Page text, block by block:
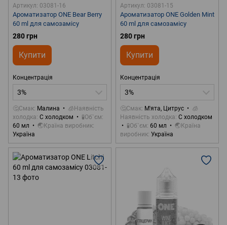
Артикул: 03081-16
Ароматизатор ONE Bear Berry
60 ml для самозамісу
280 грн
Купити
Концентрація
3%
🤔Смак Малина
🧊Наявність
холодка С холодком
🧪Об`єм
60 мл
🌏Країна виробник
Україна
Артикул: 03081-15
Ароматизатор ONE Golden Mint
60 ml для самозамісу
280 грн
Купити
Концентрація
3%
🤔Смак М'ята, Цитрус
🧊
Наявність холодка С холодком
🧪Об`єм 60 мл
🌏Країна
виробник Україна